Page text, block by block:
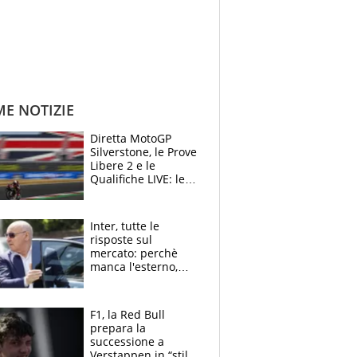
NOTIZIE
Diretta MotoGP
Silverstone, le Prove
Libere 2 e le
Qualifiche LIVE: le
fila
Inter, tutte le
risposte sul
mercato: perchè
manca l'esterno,
vero obiettivo di
Marotta
F1, la Red Bull
prepara la
successione a